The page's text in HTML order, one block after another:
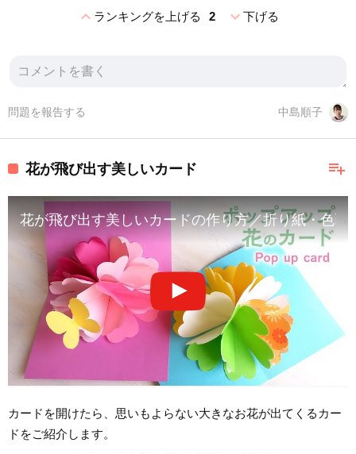
expand_lessランキングを上げる 2 expand_more下げる
中島順子
問題を報告する
playlist_add
花が飛び出す美しいカード
花が飛び出す美しいカードの作り方／折り紙・色
カードを開けたら、思いもよらない大きなお花が出てくるカー
ドをご紹介します。